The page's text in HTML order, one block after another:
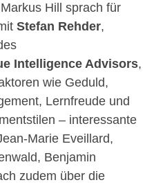
Hill sprach für
Stefan Rehder,
Intelligence Advisors,
wie Geduld,
Lernfreude und
– interessante
Marie Eveillard,
Benjamin
zudem über die